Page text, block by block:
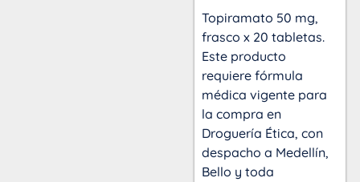
Topiramato 50 mg,
frasco x 20 tabletas.
Este producto
requiere fórmula
médica vigente para
la compra en
Droguería Ética, con
despacho a Medellín,
Bello y toda